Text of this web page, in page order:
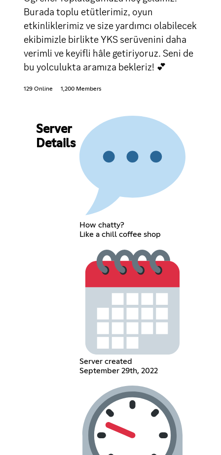
Burada toplu etütlerimiz, oyun
etkinliklerimiz ve size yardımcı olabilecek
ekibimizle birlikte YKS serüvenini daha
verimli ve keyifli hâle getiriyoruz. Seni de
bu yolculukta aramıza bekleriz! 💕
129 Online 1,200 Members
Server
Details
How chatty?
Like a chill coffee shop
Server created
September 29th, 2022